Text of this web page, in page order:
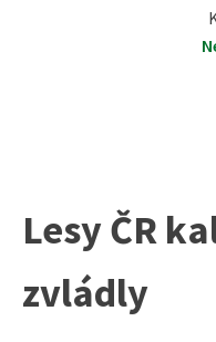
Lesy ČR
zvládly